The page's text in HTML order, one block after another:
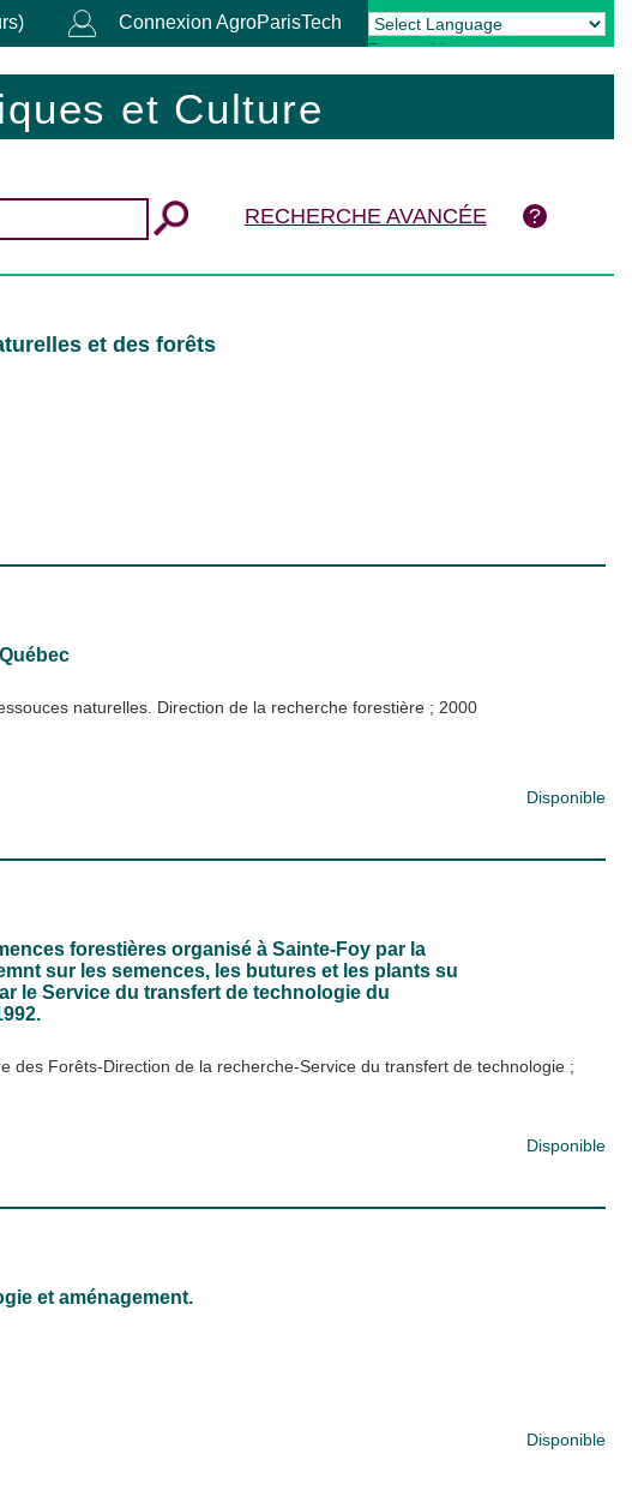
Connexion AgroParisTech
Powered by Translate
et Culture
RECHERCHE AVANCÉE
et des forêts
naturelles. Direction de la recherche forestière ; 2000
Disponible
forestières organisé à Sainte-Foy par la
sur les semences, les butures et les plants su
le Service du transfert de technologie du
des Forêts-Direction de la recherche-Service du transfert de technologie ;
Disponible
et aménagement.
Disponible